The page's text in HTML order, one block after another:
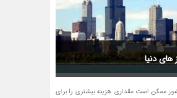
های دنیا
ممکن است مقداری هزینه بیشتری را برای